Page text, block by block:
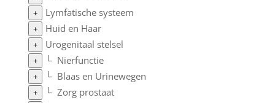
+ Lymfatische systeem
+ Huid en Haar
+ Urogenitaal stelsel
+ └ Nierfunctie
+ └ Blaas en Urinewegen
+ └ Zorg prostaat